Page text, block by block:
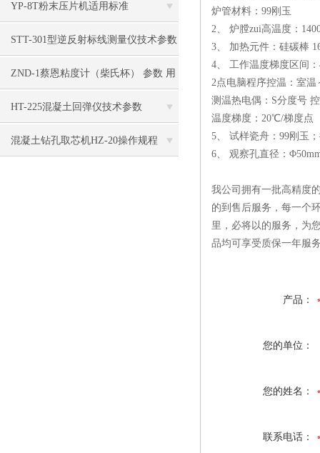
YP-8T粉末压片机适用标准
STT-301型逆反射标线测量仪技术参数
ZND-1蔡恩粘度计（柴氏杯） 参数 用
途
HT-225混凝土回弹仪技术参数
混凝土钻孔取芯机HZ-20操作规程
炉管材料：99刚玉
2、 炉膛zui高温度：
3、 加热元件：硅碳棒
4、 工作温度梯度区间：
2点电脑程序控温：室
测温热电偶：S分度号
温度梯度：20℃/梯度点
5、 试样瓷舟：99刚玉
6、 观察孔直径：
我公司拥有一批高精度
的到售后服务，每一个
里，必将以的服务，为
品均可享受质保一年服
产品：
您的单位：
您的姓名：
联系电话：